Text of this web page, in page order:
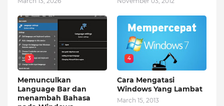
3
Memunculkan
Language Bar dan
menambah Bahasa
4
Cara Mengatasi
Windows Yang Lambat
March 15, 2013